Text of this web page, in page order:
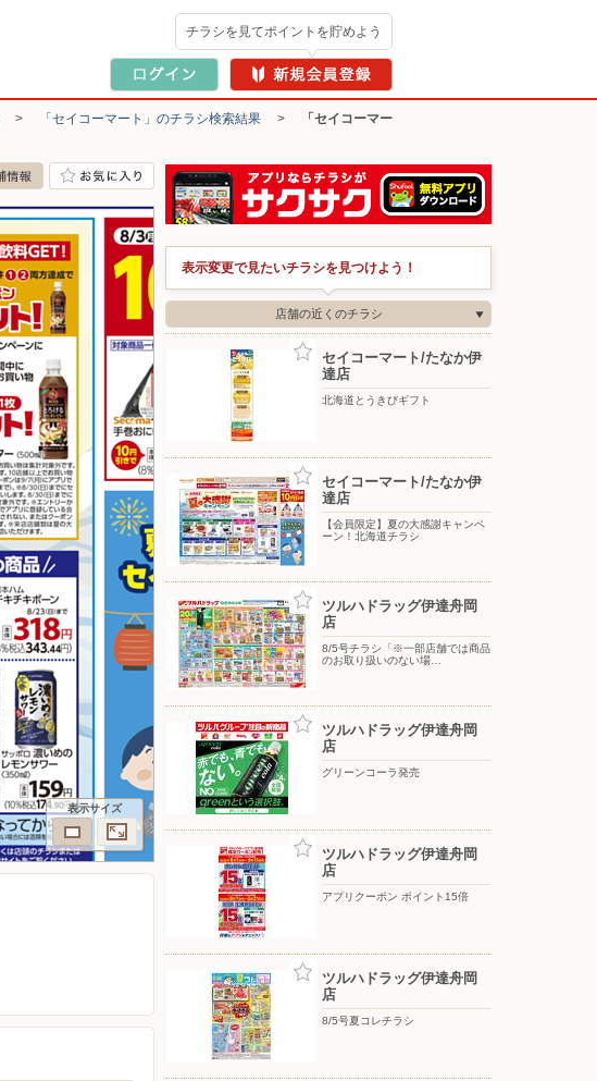
チラシを見てポイントを貯めよう
> 「セイコーマート」のチラシ検索結果 >
「セイコーマー
表示サイズ
表示変更で見たいチラシを見つけよう！
店舗の近くのチラシ
セイコーマート/たなか伊
達店
北海道とうきびギフト
セイコーマート/たなか伊
達店
【会員限定】夏の大感謝キャンペ
ーン！北海道チラシ
ツルハドラッグ伊達舟岡
店
8/5号チラシ「※一部店舗では商品
のお取り扱いのない場…
ツルハドラッグ伊達舟岡
店
グリーンコーラ発売
ツルハドラッグ伊達舟岡
店
アプリクーポン ポイント15倍
ツルハドラッグ伊達舟岡
店
8/5号夏コレチラシ